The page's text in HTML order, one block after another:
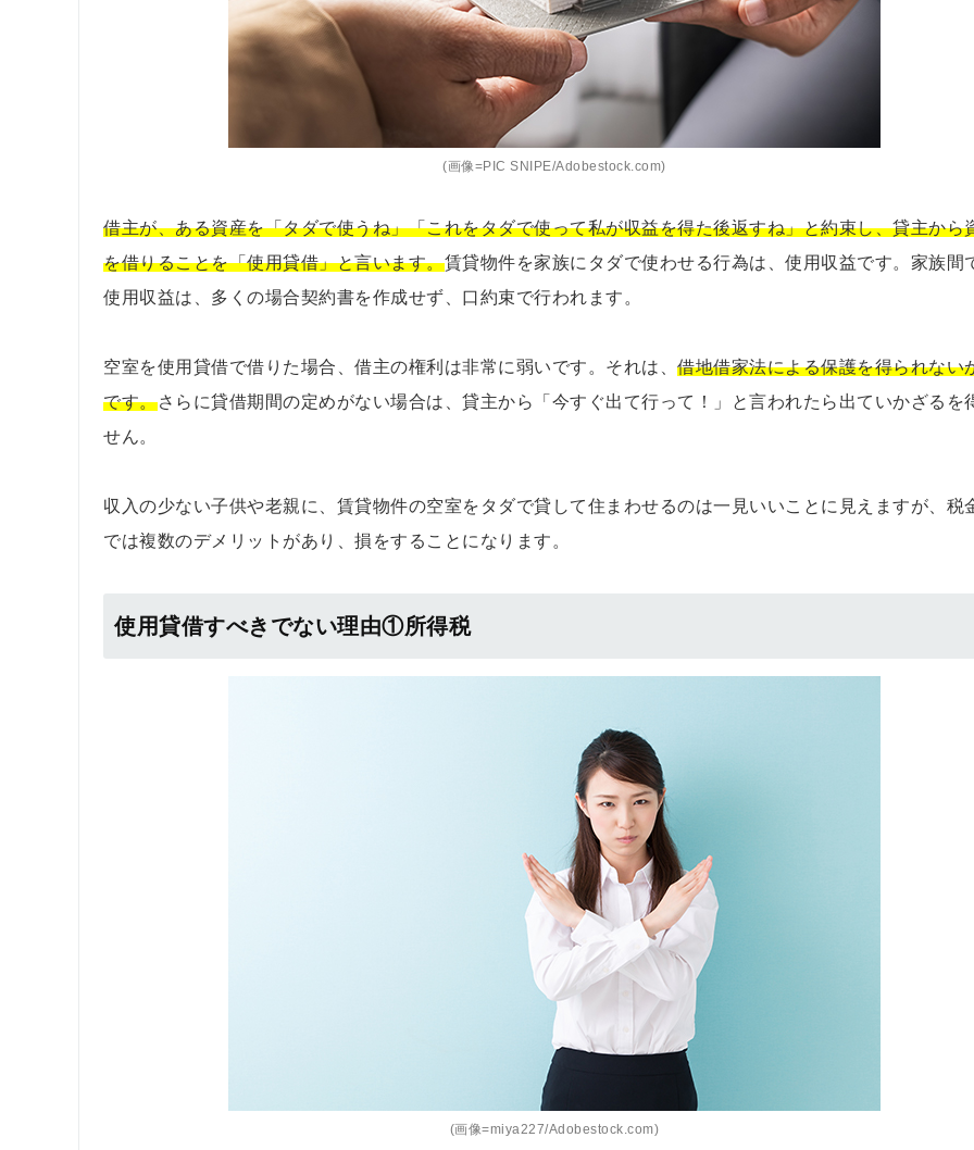
(画像=PIC SNIPE/Adobestock.com)
借主が、ある資産を「タダで使うね」「これをタダで使って私が収益を得た後返すね」と約束し、貸主から
を借りることを「使用貸借」と言います。賃貸物件を家族にタダで使わせる行為は、使用収益です。家族間
使用収益は、多くの場合契約書を作成せず、口約束で行われます。
空室を使用貸借で借りた場合、借主の権利は非常に弱いです。それは、 借地借家法による保護を得られない
です。さらに貸借期間の定めがない場合は、貸主から「今すぐ出て行って！」と言われたら出ていかざるを
せん。
収入の少ない子供や老親に、賃貸物件の空室をタダで貸して住まわせるのは一見いいことに見えますが、税
では複数のデメリットがあり、損をすることになります。
使用貸借すべきでない理由①所得税
(画像=miya227/Adobestock.com)